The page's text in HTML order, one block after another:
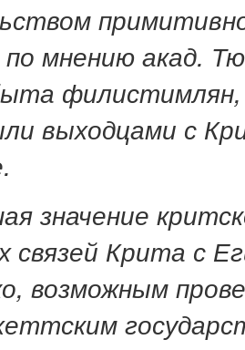
мнению акад.
выходцами с
значение
связей Крита с
возможным